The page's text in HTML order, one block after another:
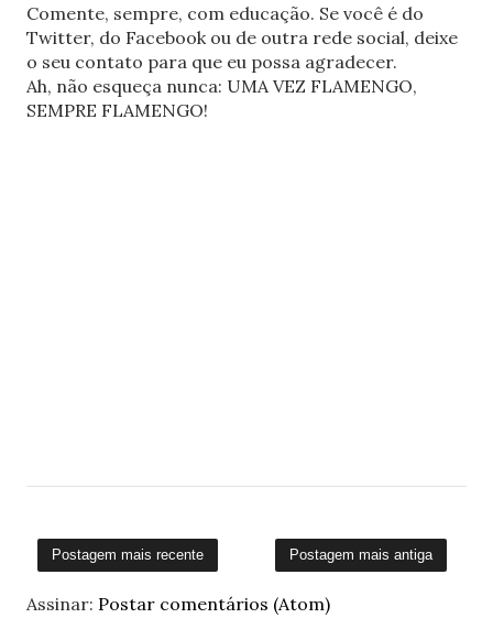
Comente, sempre, com educação. Se você é do
Twitter, do Facebook ou de outra rede social, deixe
o seu contato para que eu possa agradecer.
Ah, não esqueça nunca: UMA VEZ FLAMENGO,
SEMPRE FLAMENGO!
Postagem mais recente Postagem mais antiga
Assinar: Postar comentários (Atom)